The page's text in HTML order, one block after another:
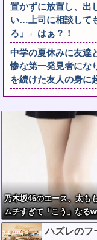
置かずに放置し、出
い…上司に相談して
ろ」←はぁ？！
中学の夏休みに友達
惨な第一発見者にな
を続けた友人の身
乃木坂46のエース、太も
ムチすぎて「こう」なる
ハズレのフ